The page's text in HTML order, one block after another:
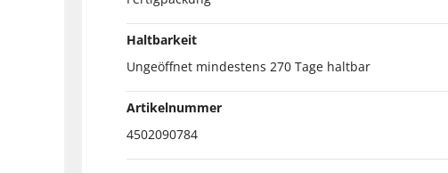
Haltbarkeit
Ungeöffnet mindestens 270 Tage haltbar
Artikelnummer
4502090784